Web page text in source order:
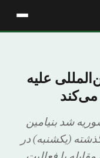
علیه
می‌کند
شد بنیامین
(یکشنبه) در